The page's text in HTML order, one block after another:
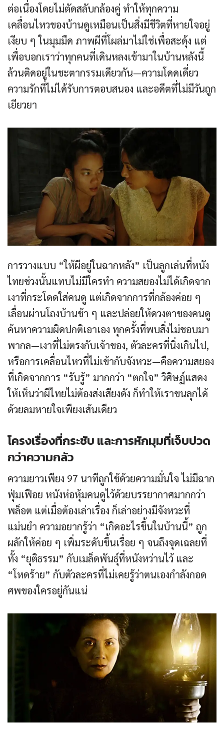
ต่อเนื่องโดยไม่ตัดสลับกล้องคู่ ทำให้ทุกความ
เคลื่อนไหวของบ้านดูเหมือนเป็นสิ่งมีชีวิตที่หายใจอยู่
เงียบ ๆ ในมุมมืด ภาพผีที่โผล่มาไม่ใช่เพื่อสะดุ้ง แต่
เพื่อบอกเราว่าทุกคนที่เดินหลงเข้ามาในบ้านหลังนี้
ล้วนติดอยู่ในชะตากรรมเดียวกัน—ความโดดเดี่ยว
ความรักที่ไม่ได้รับการตอบสนอง และอดีตที่ไม่มีวันถูก
เยียวยา
การวางแบบ “ให้ผีอยู่ในฉากหลัง” เป็นลูกเล่นที่หนัง
ไทยช่วงนั้นแทบไม่มีใครทำ ความสยองไม่ได้เกิดจาก
เงาที่กระโดดใส่คนดู แต่เกิดจากการที่กล้องค่อย ๆ
เลื่อนผ่านโถงบ้านช้า ๆ และปล่อยให้ดวงตาของคนดู
ค้นหาความผิดปกติเอาเอง ทุกครั้งที่พบสิ่งไม่ชอบมา
พากล—เงาที่ไม่ตรงกับเจ้าของ, ตัวละครที่นิ่งเกินไป,
หรือการเคลื่อนไหวที่ไม่เข้ากับจังหวะ—คือความสยอง
ที่เกิดจากการ “รับรู้” มากกว่า “ตกใจ” วิศิษฏ์แสดง
ให้เห็นว่าผีไทยไม่ต้องส่งเสียงดัง ก็ทำให้เราขนลุกได้
ด้วยลมหายใจเพียงเส้นเดียว
โครงเรื่องที่กระชับ และการหักมุมที่เจ็บปวด
กว่าความกลัว
ความยาวเพียง 97 นาทีถูกใช้ด้วยความมั่นใจ ไม่มีฉาก
ฟุ่มเฟือย หนังห่อหุ้มคนดูไว้ด้วยบรรยากาศมากกว่า
พล็อต แต่เมื่อต้องเล่าเรื่อง ก็เล่าอย่างมีจังหวะที่
แม่นยำ ความอยากรู้ว่า “เกิดอะไรขึ้นในบ้านนี้” ถูก
ผลักให้ค่อย ๆ เพิ่มระดับขึ้นเรื่อย ๆ จนถึงจุดเฉลยที่
ทั้ง “ยุติธรรม” กับเมล็ดพันธุ์ที่หนังหว่านไว้ และ
“โหดร้าย” กับตัวละครที่ไม่เคยรู้ว่าตนเองกำลังกอด
ศพของใครอยู่กันแน่